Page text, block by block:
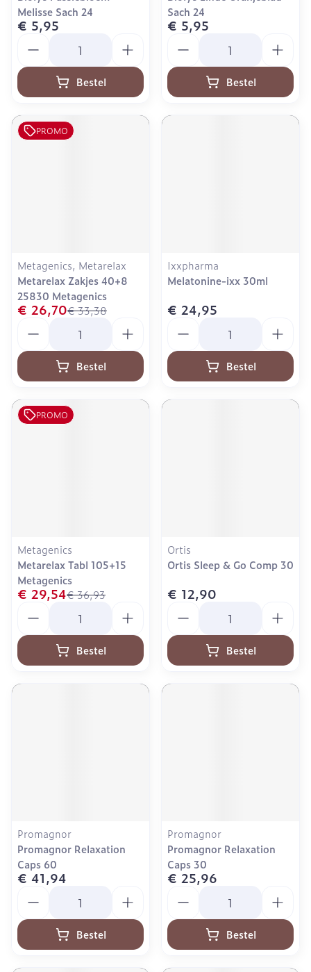
Melisse Sach 24
€ 5,95
Bestel
Sach 24
€ 5,95
Bestel
PROMO
Metagenics, Metarelax
Metarelax Zakjes 40+8
25830 Metagenics
€ 33,38
€ 26,70
Bestel
Ixxpharma
Melatonine-ixx 30ml
€ 24,95
Bestel
PROMO
Metagenics
Metarelax Tabl 105+15
Metagenics
€ 36,93
€ 29,54
Bestel
Ortis
Ortis Sleep & Go Comp 30
€ 12,90
Bestel
Promagnor
Promagnor Relaxation
Caps 60
€ 41,94
Bestel
Promagnor
Promagnor Relaxation
Caps 30
€ 25,96
Bestel